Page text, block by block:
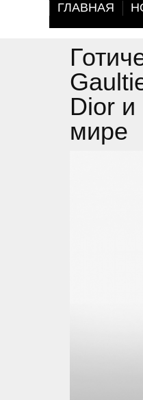
ГЛАВНАЯ
Dior и
мире